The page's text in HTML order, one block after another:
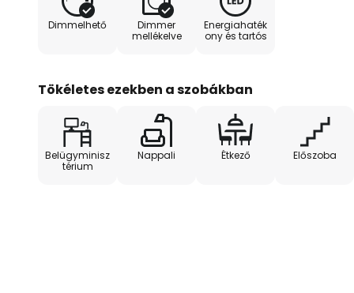
Dimmelhető
Dimmer
mellékelve
Energiahaték
ony és tartós
Tökéletes ezekben a szobákban
Belügyminisz
térium
Nappali Étkező Előszoba